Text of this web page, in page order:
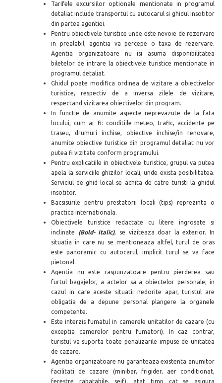
Tarifele excursiilor optionale mentionate in programul
detaliat include transportul cu autocarul si ghidul insotitor
din partea agentiei.
Pentru obiectivele turistice unde este nevoie de rezervare
in prealabil, agentia va percepe o taxa de rezervare.
Agentia organizatoare nu isi asuma disponibilitatea
biletelor de intrare la obiectivele turistice mentionate in
programul detaliat.
Ghidul poate modifica ordinea de vizitare a obiectivelor
turistice, respectiv de a inversa zilele de vizitare,
respectand vizitarea obiectivelor din program.
In functie de anumite aspecte neprevazute de la fata
locului, cum ar fi: conditiile meteo, trafic, accidente pe
traseu, drumuri inchise, obiective inchise/in renovare,
anumite obiective turistice din programul detaliat nu vor
putea fi vizitate conform programului.
Pentru explicatiile in obiectivele turistice, grupul va putea
apela la serviciile ghizilor locali, unde exista posibilitatea.
Serviciul de ghid local se achita de catre turisti la ghidul
insotitor.
Bacsisurile pentru prestatorii locali (tips) reprezinta o
practica internationala.
Obiectivele turistice redactate cu litere ingrosate si
inclinate
(Bold- Italic), se viziteaza doar la exterior. In
situatia in care nu se mentioneaza altfel, turul de oras
este panoramic cu autocarul, implicit turul se va face
pietonal.
Agentia nu este raspunzatoare pentru pierderea sau
furtul bagajelor, a actelor sa a obiectelor personale; in
cazul in care aceste situatii nedorite apar, turistul are
obligatia de a depune personal plangere la organele
competente.
Este interzis fumatul in camerele unitatilor de cazare (cu
exceptia camerelor pentru fumatori). In caz contrar,
turistul va suporta toate penalizarile impuse de unitatea
de cazare.
Agentia organizatoare nu garanteaza existenta anumitor
facilitati de cazare (minibar, frigider, aer conditionat,
ferestre rabatabile, seif), atat timp cat se asigura